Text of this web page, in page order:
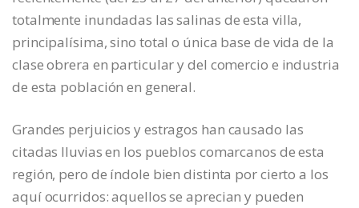
totalmente inundadas las salinas de esta villa,
principalísima, sino total o única base de vida de la
clase obrera en particular y del comercio e industria
de esta población en general.
Grandes perjuicios y estragos han causado las
citadas lluvias en los pueblos comarcanos de esta
región, pero de índole bien distinta por cierto a los
aquí ocurridos: aquellos se aprecian y pueden